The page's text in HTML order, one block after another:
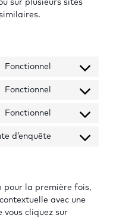
sur plusieurs sites
Fonctionnel
Consent
google-
Fonctionnel
Consent
wordpress
Fonctionnel
Consent
d’enquête
Consent
divers
pour la première fois,
avec une
vous cliquez sur